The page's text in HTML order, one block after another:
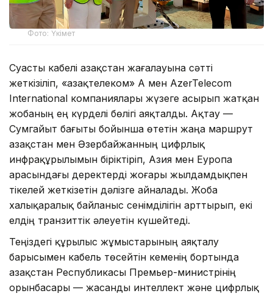
Фото: Үкімет
Суасты кабелі Қазақстан жағалауына сәтті
жеткізіліп, «Қазақтелеком» АҚ мен AzerTelecom
International компаниялары жүзеге асырып жатқан
жобаның ең күрделі бөлігі аяқталды. Ақтау —
Сумгайыт бағыты бойынша өтетін жаңа маршрут
Қазақстан мен Әзербайжанның цифрлық
инфрақұрылымын біріктіріп, Азия мен Еуропа
арасындағы деректерді жоғары жылдамдықпен
тікелей жеткізетін дәлізге айналады. Жоба
халықаралық байланыс сенімділігін арттырып, екі
елдің транзиттік әлеуетін күшейтеді.
Теңіздегі құрылыс жұмыстарының аяқталу
барысымен кабель төсейтін кеменің бортында
Қазақстан Республикасы Премьер-министрінің
орынбасары — жасанды интеллект және цифрлық